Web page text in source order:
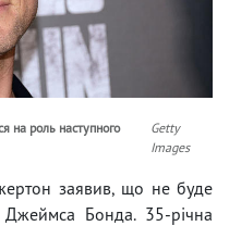
на роль наступного
Getty
Images
заявив, що не буде
Бонда. 35-річна